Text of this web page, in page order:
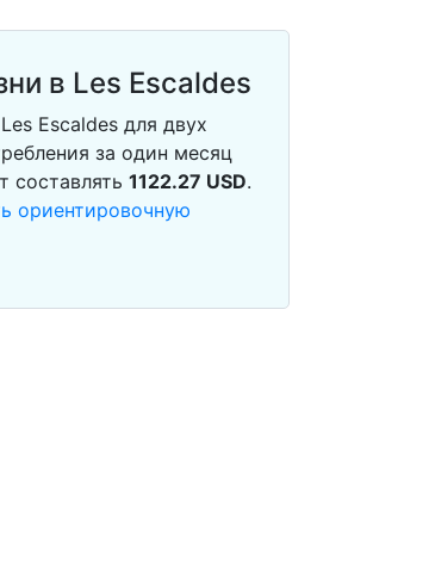
в Les Escaldes
Escaldes для двух
за один месяц
составлять 1122.27 USD.
ориентировочную